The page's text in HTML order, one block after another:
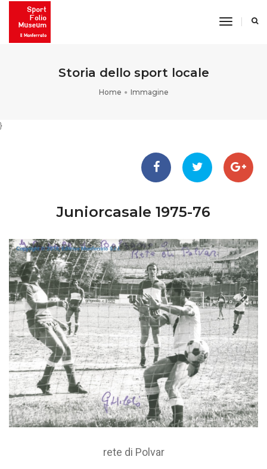
toggle
Storia dello sport locale
Home Immagine
}
Juniorcasale 1975-76
rete di Polvar